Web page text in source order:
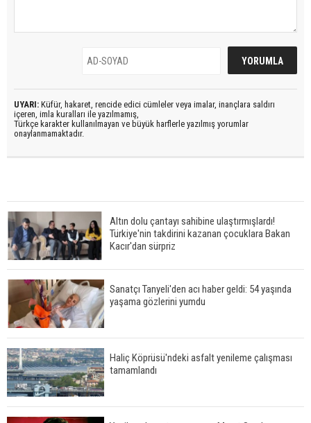
UYARI: Küfür, hakaret, rencide edici cümleler veya imalar, inançlara saldırı
içeren, imla kuralları ile yazılmamış,
Türkçe karakter kullanılmayan ve büyük harflerle yazılmış yorumlar
onaylanmamaktadır.
Altın dolu çantayı sahibine ulaştırmışlardı!
Türkiye'nin takdirini kazanan çocuklara Bakan
Kacır'dan sürpriz
Sanatçı Tanyeli'den acı haber geldi: 54 yaşında
yaşama gözlerini yumdu
Haliç Köprüsü'ndeki asfalt yenileme çalışması
tamamlandı